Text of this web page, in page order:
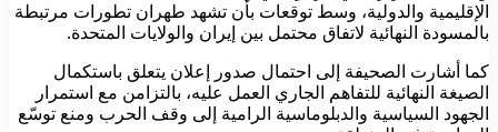
الإقليمية والدولية، وسط توقعات بأن تشهد طهران تطورات مرتبطة
بالمسودة النهائية لاتفاق محتمل بين إيران والولايات المتحدة.
كما أشارت الصحيفة إلى احتمال صدور إعلان يتعلق باستكمال
الصيغة النهائية للتفاهم الجاري العمل عليه، بالتزامن مع استمرار
الجهود السياسية والدبلوماسية الرامية إلى وقف الحرب ومنع توسّع